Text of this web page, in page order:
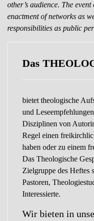
other’s audience. The
enactment of networks as
responsibilities as public
Das
bietet theologische
und
Disziplinen von
Regel einen
haben oder zu einem
Das Theologische
Zielgruppe des Heftes
Pastoren,
Interessierte.
Wir bieten in